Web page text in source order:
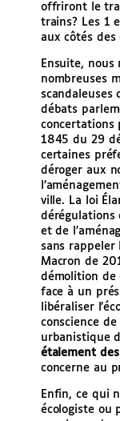
offriront le
trains? Les 1
aux côtés des
Ensuite,
nombreuses
scandaleuses
débats
concertations
1845 du 29
certaines
déroger aux
ville. La loi
dérégulations
et de
sans
Macron de
démolition de
face à un
libéraliser
conscience
urbanistique
étalement
concerne au
Enfin, ce qui
écologiste ou